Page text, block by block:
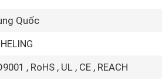
Quốc
, RoHS , UL , CE , REACH